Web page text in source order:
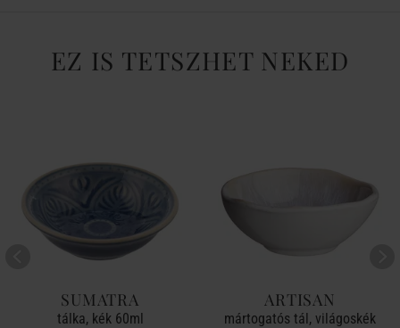
EZ IS TETSZHET NEKED
SUMATRA
tálka, kék 60ml
ARTISAN
mártogatós tál, világoskék